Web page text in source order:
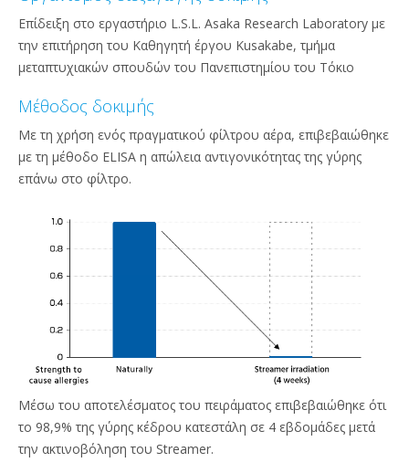
Επίδειξη στο εργαστήριο L.S.L. Asaka Research Laboratory με
την επιτήρηση του Καθηγητή έργου Kusakabe, τμήμα
μεταπτυχιακών σπουδών του Πανεπιστημίου του Τόκιο
Μέθοδος δοκιμής
Με τη χρήση ενός πραγματικού φίλτρου αέρα, επιβεβαιώθηκε
με τη μέθοδο ELISA η απώλεια αντιγονικότητας της γύρης
επάνω στο φίλτρο.
Μέσω του αποτελέσματος του πειράματος επιβεβαιώθηκε ότι
το 98,9% της γύρης κέδρου κατεστάλη σε 4 εβδομάδες μετά
την ακτινοβόληση του Streamer.